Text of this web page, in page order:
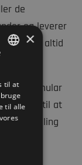
de
og leverer
er du altid
altid klar til at
fremstilling
×
til at
til alle